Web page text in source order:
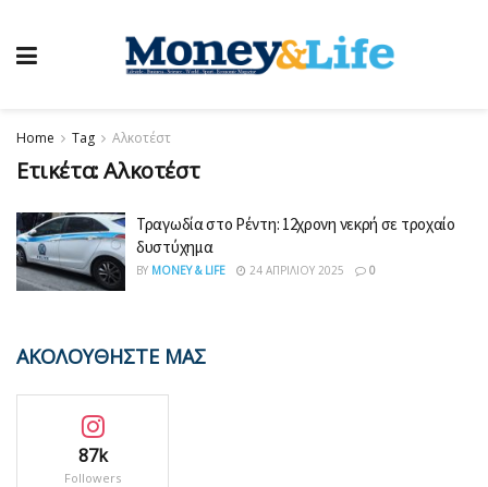
Home Tag Αλκοτέστ
Ετικέτα:Αλκοτέστ
Τραγωδία στο Ρέντη: 12χρονη νεκρή σε τροχαίο
δυστύχημα
BY MONEY & LIFE 24 ΑΠΡΙΛΊΟΥ 2025 0
ΑΚΟΛΟΥΘΗΣΤΕ ΜΑΣ
87k
Followers